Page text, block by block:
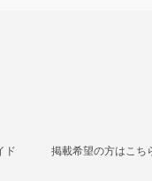
ド 掲載希望の方はこち